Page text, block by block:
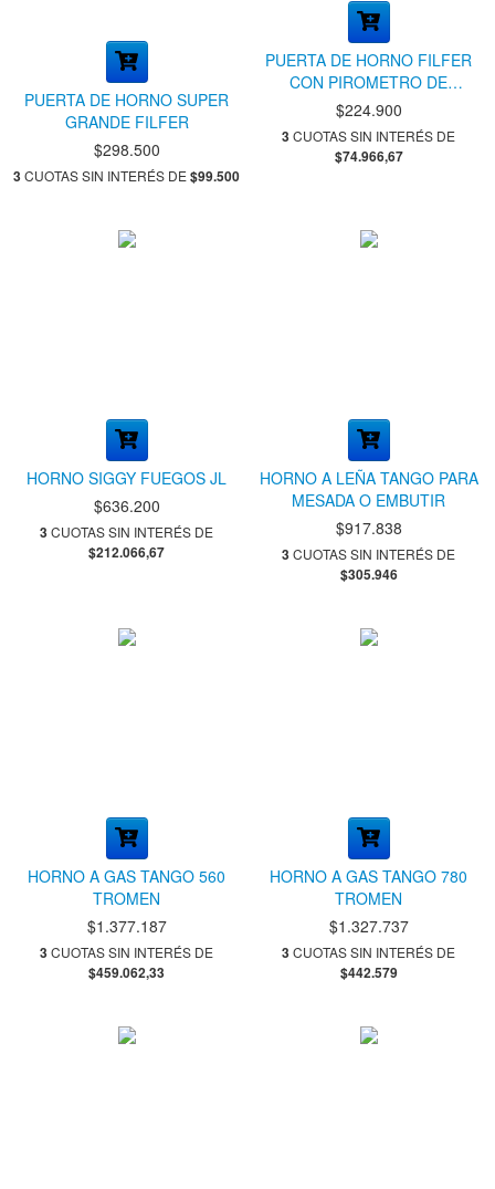
PUERTA DE HORNO SUPER
GRANDE FILFER
$298.500
3CUOTAS SIN INTERÉS DE$99.500
PUERTA DE HORNO FILFER
CON PIROMETRO DE
HIERRO CHICA
$224.900
3CUOTAS SIN INTERÉS DE
$74.966,67
HORNO SIGGY FUEGOS JL
$636.200
3CUOTAS SIN INTERÉS DE
$212.066,67
HORNO A LEÑA TANGO PARA
MESADA O EMBUTIR
$917.838
3CUOTAS SIN INTERÉS DE
$305.946
HORNO A GAS TANGO 560
TROMEN
$1.377.187
3CUOTAS SIN INTERÉS DE
$459.062,33
HORNO A GAS TANGO 780
TROMEN
$1.327.737
3CUOTAS SIN INTERÉS DE
$442.579